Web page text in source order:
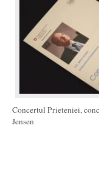
Concertul Prieteniei,
Jensen